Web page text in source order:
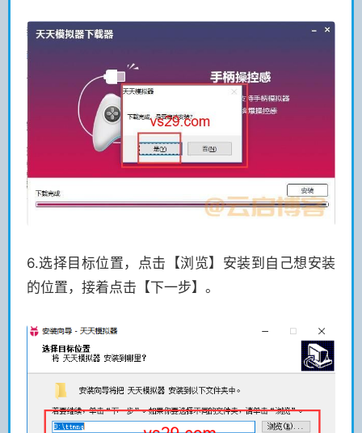
6.选择目标位置，点击【浏览】安装到自己想安装
的位置，接着点击【下一步】。